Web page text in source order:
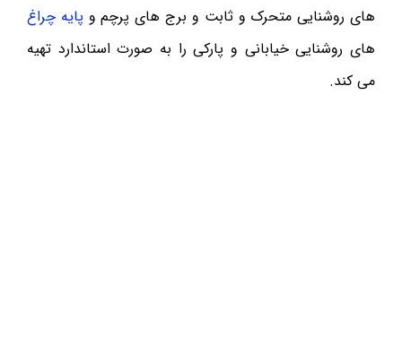
های روشنایی متحرک و ثابت و برج های پرچم و پایه چراغ
های روشنایی خیابانی و پارکی را به صورت استاندارد تهیه
می کند.